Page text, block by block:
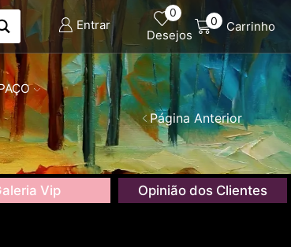
Entrar
0
Desejos
0 Carrinho
Página Anterior
Vip Opinião dos Clientes